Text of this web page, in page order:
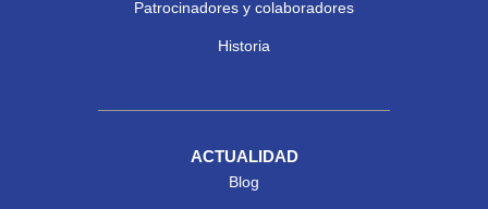
Patrocinadores y colaboradores
Historia
ACTUALIDAD
Blog